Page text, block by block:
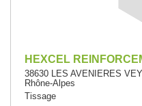
HEXCEL
38630 LES AVENIERES
Rhône-Alpes
Tissage